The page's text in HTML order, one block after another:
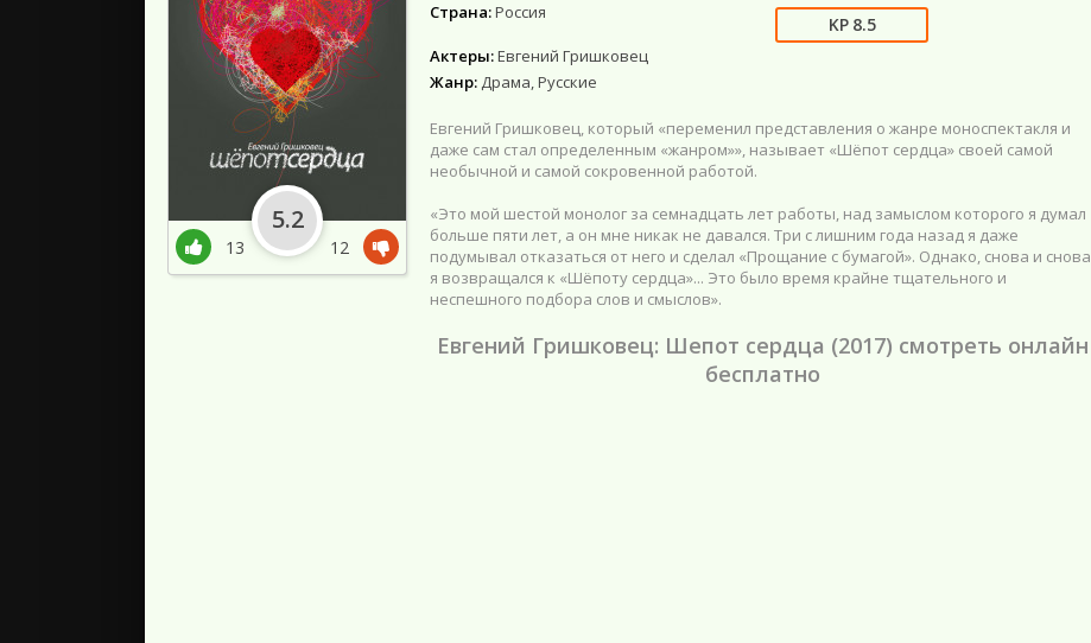
Страна:Россия
8.5
Актеры:Евгений Гришковец
Жанр: Драма, Русские
Евгений Гришковец, который «переменил представления о жанре моноспектакля и
даже сам стал определенным «жанром»», называет «Шёпот сердца» своей самой
необычной и самой сокровенной работой.
«Это мой шестой монолог за семнадцать лет работы, над замыслом которого я думал
больше пяти лет, а он мне никак не давался. Три с лишним года назад я даже
подумывал отказаться от него и сделал «Прощание с бумагой». Однако, снова и снова
я возвращался к «Шёпоту сердца»... Это было время крайне тщательного и
неспешного подбора слов и смыслов».
Евгений Гришковец: Шепот сердца (2017) смотреть онлайн
бесплатно
13
5.2
12